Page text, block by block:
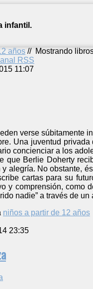
infantil.
años // Mostrando
RSS
11:07
verse súbitamente
Una juventud
concienciar a los
que Berlie Doherty
alegría. No obstante,
cartas para su
y comprensión, como
nadie” a través de
niños a partir de 12 años
23:35